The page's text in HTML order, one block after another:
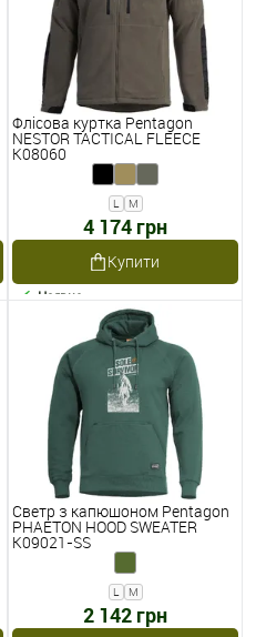
Флісова куртка Pentagon
NESTOR TACTICAL FLEECE
K08060
L M
4 174 грн
Купити
Наявне
Светр з капюшоном Pentagon
PHAETON HOOD SWEATER
K09021-SS
L M
2 142 грн